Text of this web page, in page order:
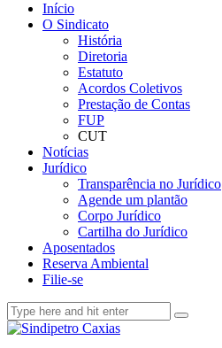
Início
O Sindicato
História
Diretoria
Estatuto
Acordos Coletivos
Prestação de Contas
FUP
CUT
Notícias
Jurídico
Transparência no Jurídico
Agende um plantão
Corpo Jurídico
Cartilha do Jurídico
Aposentados
Reserva Ambiental
Filie-se